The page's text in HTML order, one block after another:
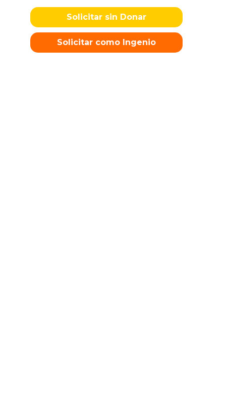
Solicitar sin Donar
Solicitar como Ingenio